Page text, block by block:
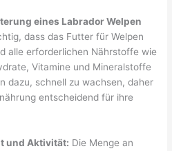
eines Labrador Welpen
dass das Futter für Welpen
alle erforderlichen Nährstoffe wie
Vitamine und Mineralstoffe
dazu, schnell zu wachsen, daher
entscheidend für ihre
und Aktivität: Die Menge an